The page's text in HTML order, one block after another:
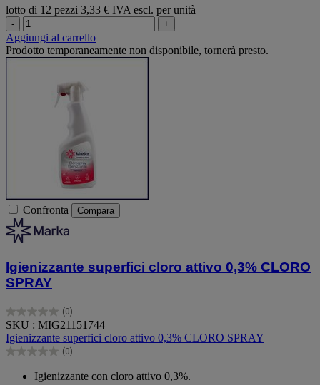
lotto di 12 pezzi 3,33 € IVA escl. per unità
- +
Aggiungi al carrello
Prodotto temporaneamente non disponibile, tornerà presto.
Confronta Compara
Igienizzante superfici cloro attivo 0,3% CLORO
SPRAY
(0)
0.0
su
5
stelle.
SKU : MIG21151744
Igienizzante superfici cloro attivo 0,3% CLORO SPRAY
(0)
0.0
Igienizzante con cloro attivo 0,3%.